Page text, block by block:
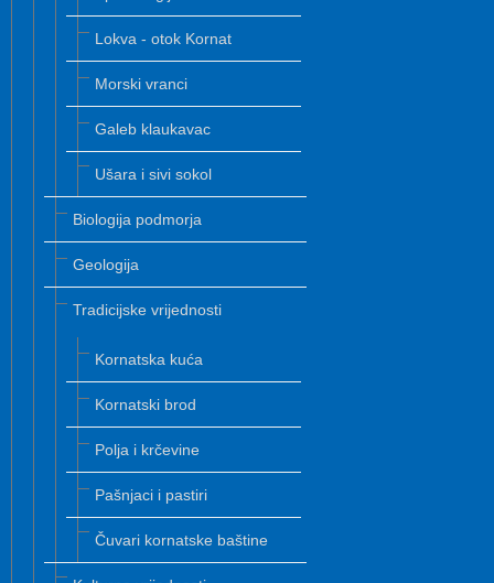
Lokva - otok Kornat
Morski vranci
Galeb klaukavac
Ušara i sivi sokol
Biologija podmorja
Geologija
Tradicijske vrijednosti
Kornatska kuća
Kornatski brod
Polja i krčevine
Pašnjaci i pastiri
Čuvari kornatske baštine